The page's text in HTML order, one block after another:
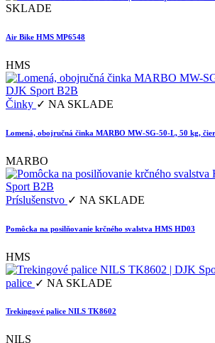
SKLADE
Air Bike HMS MP6548
HMS
Činky ✓ NA SKLADE
Lomená, obojručná činka MARBO MW-SG-50-L, 50 kg,
MARBO
Príslušenstvo ✓ NA SKLADE
Pomôcka na posilňovanie krčného svalstva HMS HD03
HMS
palice ✓ NA SKLADE
Trekingové palice NILS TK8602
NILS